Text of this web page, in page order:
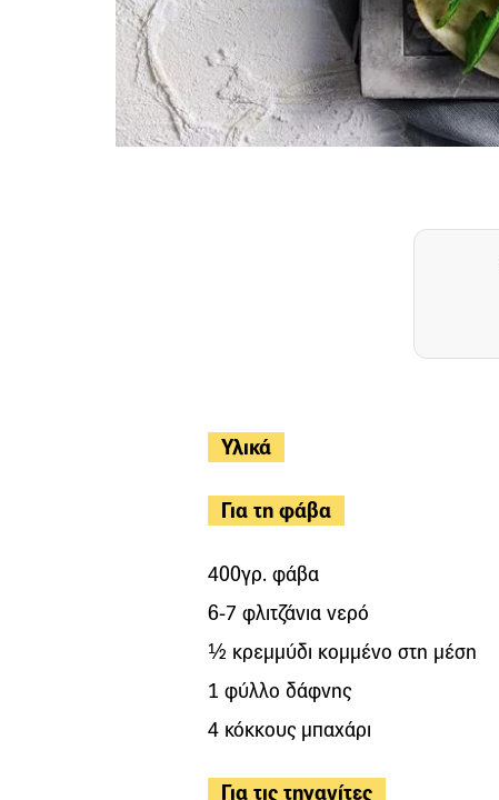
Υλικά
Για τη φάβα
400γρ. φάβα
6-7 φλιτζάνια νερό
½ κρεμμύδι κομμένο στη μέση
1 φύλλο δάφνης
4 κόκκους μπαχάρι
Για τις τηγανίτες